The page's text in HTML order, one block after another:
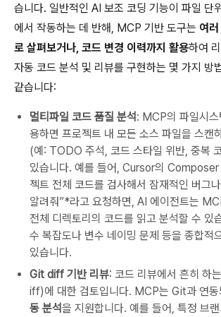
습니다. 일반적인 AI 보조 코딩 기능이 파일 단
에서 작동하는 데 반해, MCP 기반 도구는 여
로 살펴보거나, 코드 변경 이력까지 활용하여
자동 코드 분석 및 리뷰를 구현하는 몇 가지 방
같습니다:
멀티파일 코드 품질 분석 : MCP의 파일시
용하면 프로젝트 내 모든 소스 파일을 스캔
(예: TODO 주석, 코드 스타일 위반, 중복
있습니다. 예를 들어, Cursor의 Composer
젝트 전체 코드를 검사해서 잠재적인 버그
알려줘”*라고 요청하면, AI 에이전트는
전체 디렉토리의 코드를 읽고 분석할 수 있
수 복잡도나 변수 네이밍 문제 등을 종합적
있습니다.
Git diff 기반 리뷰: 코드 리뷰에서 흔히 하
iff)에 대한 검토입니다. MCP는 Git과 연동
동 분석을 지원합니다. 예를 들어, 특정 브